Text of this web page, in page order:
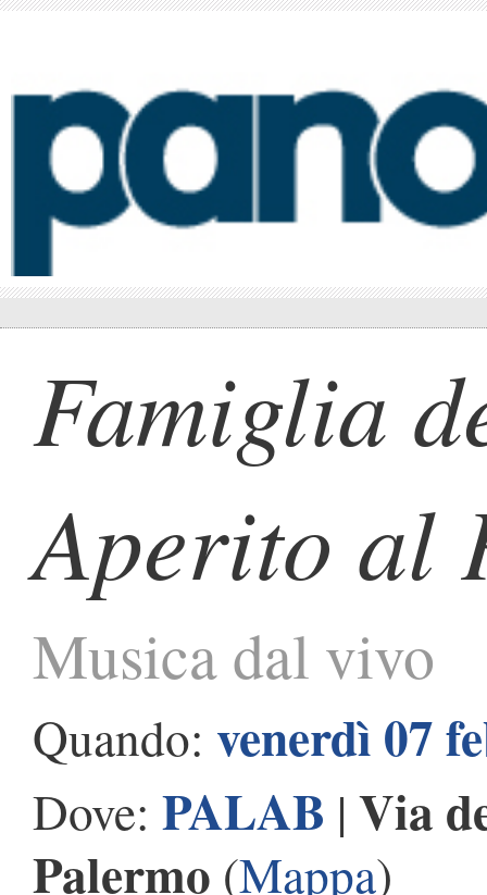
Famiglia
Aperito al
Musica dal vivo
Quando: venerdì 07
Dove: PALAB | Via
Palermo (Mappa)